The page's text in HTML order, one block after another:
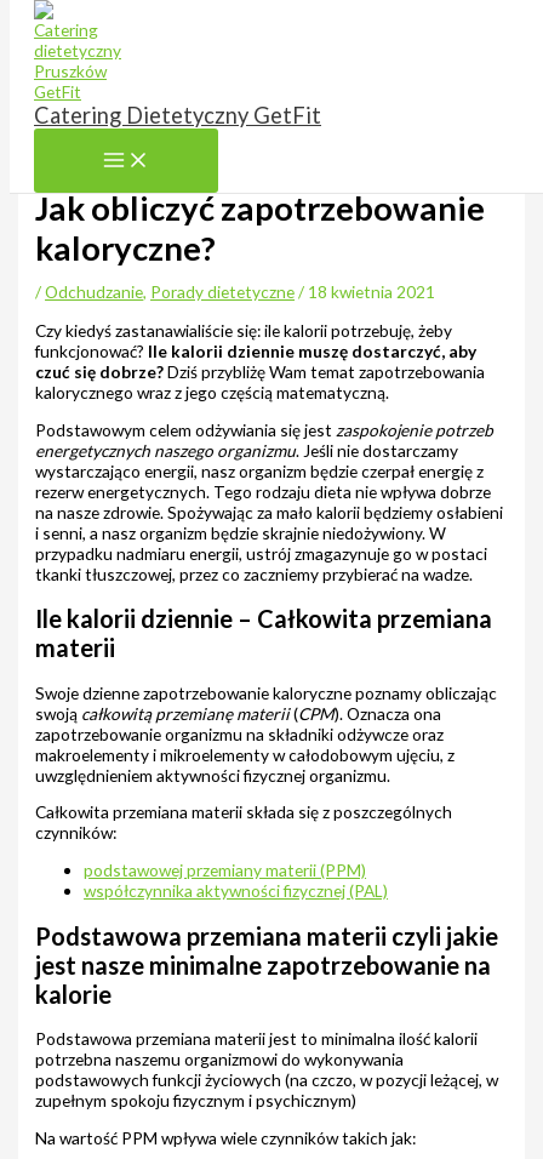
Przejdź do treści
Catering Dietetyczny GetFit
Jak obliczyć zapotrzebowanie
kaloryczne?
/Odchudzanie, Porady dietetyczne/ 18 kwietnia 2021
Czy kiedyś zastanawialiście się: ile kalorii potrzebuję, żeby
funkcjonować? Ile kalorii dziennie muszę dostarczyć, aby
czuć się dobrze?Dziś przybliżę Wam temat zapotrzebowania
kalorycznego wraz z jego częścią matematyczną.
Podstawowym celem odżywiania się jest zaspokojenie potrzeb
energetycznych naszego organizmu. Jeśli nie dostarczamy
wystarczająco energii, nasz organizm będzie czerpał energię z
rezerw energetycznych. Tego rodzaju dieta nie wpływa dobrze
na nasze zdrowie. Spożywając za mało kalorii będziemy osłabieni
i senni, a nasz organizm będzie skrajnie niedożywiony. W
przypadku nadmiaru energii, ustrój zmagazynuje go w postaci
tkanki tłuszczowej, przez co zaczniemy przybierać na wadze.
Ile kalorii dziennie – Całkowita przemiana
materii
Swoje dzienne zapotrzebowanie kaloryczne poznamy obliczając
swoją całkowitą przemianę materii(CPM). Oznacza ona
zapotrzebowanie organizmu na składniki odżywcze oraz
makroelementy i mikroelementy w całodobowym ujęciu, z
uwzględnieniem aktywności fizycznej organizmu.
Całkowita przemiana materii składa się z poszczególnych
czynników:
podstawowej przemiany materii (PPM)
współczynnika aktywności fizycznej (PAL)
Podstawowa przemiana materii czyli jakie
jest nasze minimalne zapotrzebowanie na
kalorie
Podstawowa przemiana materii jest to minimalna ilość kalorii
potrzebna naszemu organizmowi do wykonywania
podstawowych funkcji życiowych (na czczo, w pozycji leżącej, w
zupełnym spokoju fizycznym i psychicznym)
Na wartość PPM wpływa wiele czynników takich jak: